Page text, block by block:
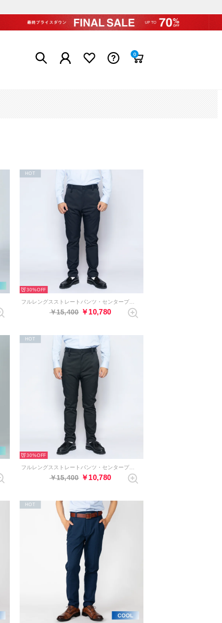
0
HOT
30%
フルレングスストレートパンツ・センタープレスなし（ダークネイビー）
￥15,400 ￥10,780
HOT
30%
フルレングスストレートパンツ・センタープレスなし（ブラック）
￥15,400 ￥10,780
HOT